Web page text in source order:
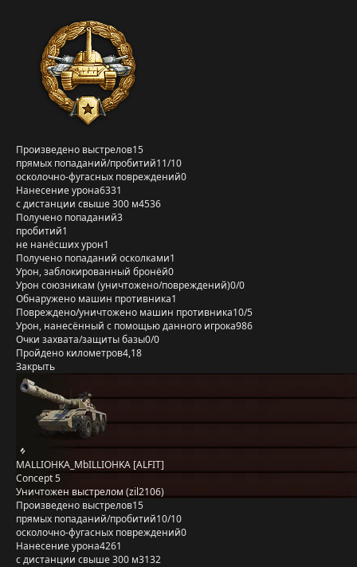
Произведено выстрелов15
прямых попаданий/пробитий11/10
осколочно-фугасных повреждений0
Нанесение урона6331
с дистанции свыше 300 м4536
Получено попаданий3
пробитий1
не нанёсших урон1
Получено попаданий осколками1
Урон, заблокированный бронёй0
Урон союзникам (уничтожено/повреждений)0/0
Обнаружено машин противника1
Повреждено/уничтожено машин противника10/5
Урон, нанесённый с помощью данного игрока986
Очки захвата/защиты базы0/0
Пройдено километров4,18
Закрыть
MALLIOHKA_MbILLIOHKA [ALFIT]
Concept 5
Уничтожен выстрелом (zil2106)
Произведено выстрелов15
прямых попаданий/пробитий10/10
осколочно-фугасных повреждений0
Нанесение урона4261
с дистанции свыше 300 м3132